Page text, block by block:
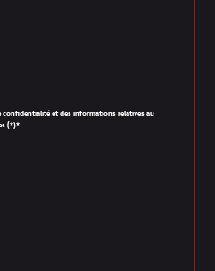
confidentialité et des informations relatives au
(*)*